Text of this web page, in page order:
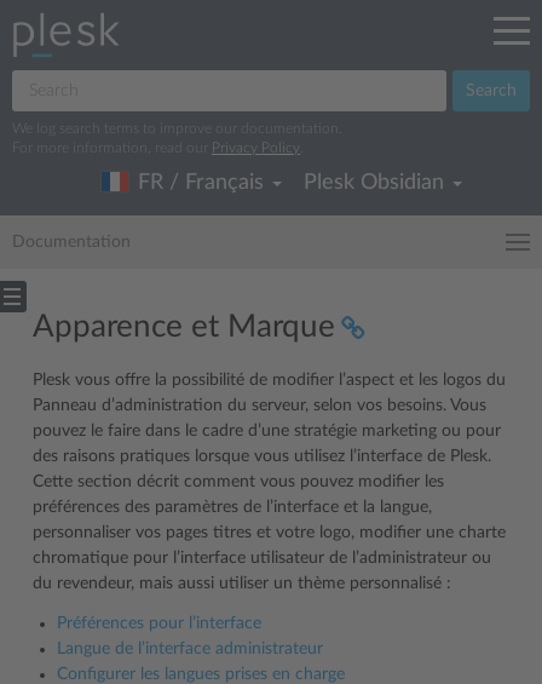
Search
We log search terms to improve our documentation.
For more information, read our
Privacy Policy
FR / Français Plesk Obsidian
Documentation
Apparence et Marque
Plesk vous offre la possibilité de modifier l’aspect et les logos du
Panneau d’administration du serveur, selon vos besoins. Vous
pouvez le faire dans le cadre d’une stratégie marketing ou pour
des raisons pratiques lorsque vous utilisez l’interface de Plesk.
Cette section décrit comment vous pouvez modifier les
préférences des paramètres de l’interface et la langue,
personnaliser vos pages titres et votre logo, modifier une charte
chromatique pour l’interface utilisateur de l’administrateur ou
du revendeur, mais aussi utiliser un thème personnalisé :
Préférences pour l’interface
Langue de l’interface administrateur
Configurer les langues prises en charge